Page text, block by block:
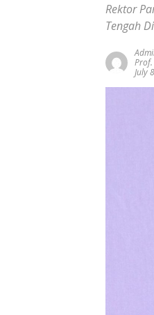
Rektor
Tengah
Prof.
July